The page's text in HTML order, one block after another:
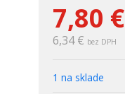
7,80 €
6,34 € bez DPH
1 na sklade